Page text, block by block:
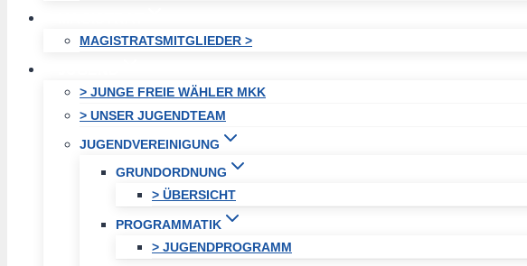
MAGISTRATSMITGLIEDER >
> JUNGE FREIE WÄHLER MKK
> UNSER JUGENDTEAM
JUGENDVEREINIGUNG
GRUNDORDNUNG
> ÜBERSICHT
PROGRAMMATIK
> JUGENDPROGRAMM